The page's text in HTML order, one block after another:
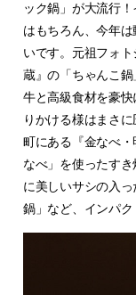
ック鍋」が大流行
はもちろん、今年
いです。元祖フォ
蔵』の「ちゃんこ
牛と高級食材を豪
りかける様はまさ
町にある『金なべ
なべ」を使ったす
に美しいサシの入
鍋」など、インパク